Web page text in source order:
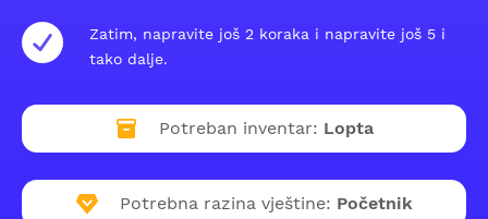
Zatim, napravite još 2 koraka i napravite još 5 i
tako dalje.
Potreban inventar: Lopta
Potrebna razina vještine: Početnik